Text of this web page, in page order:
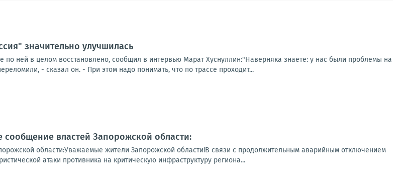
значительно улучшилась
по ней в целом восстановлено, сообщил в интервью Марат Хуснуллин:"Наверняка знаете: у нас были проблемы на
- сказал он. - При этом надо понимать, что по трассе проходит...
властей Запорожской области:
области:Уважаемые жители Запорожской области!В связи с продолжительным аварийным отключением
атаки противника на критическую инфраструктуру региона...